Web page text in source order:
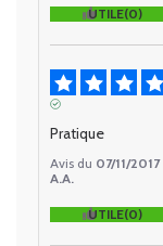
UTILE(0)
Pratique
Avis du 07/11/2017
A.A.
UTILE(0)